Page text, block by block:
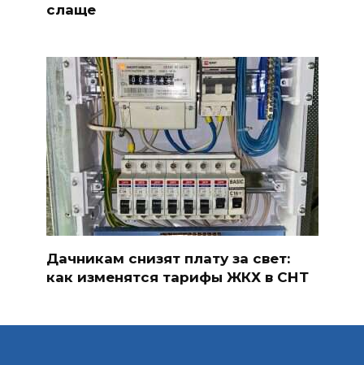
слаще
Дачникам снизят плату за свет:
как изменятся тарифы ЖКХ в СНТ